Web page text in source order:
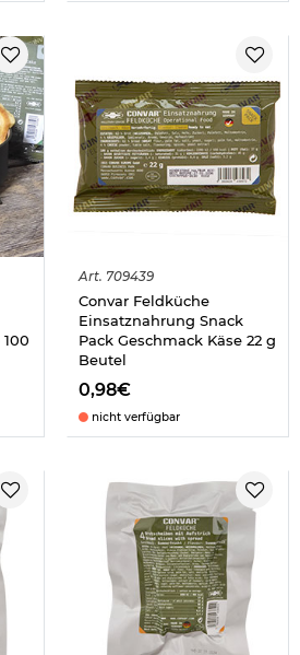
Art. 709439
Convar Feldküche
Einsatznahrung Snack
Pack Geschmack Käse 22 g
Beutel
0,98€
nicht verfügbar